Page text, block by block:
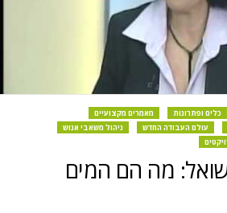
כלים ופתרונות
מאמרים מקצועיים
עולם העבודה החדש
ניהול משאבי אנוש
מה הם המים